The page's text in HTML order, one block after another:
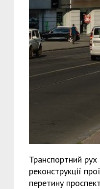
Транспортний рух
реконструкції
перетину